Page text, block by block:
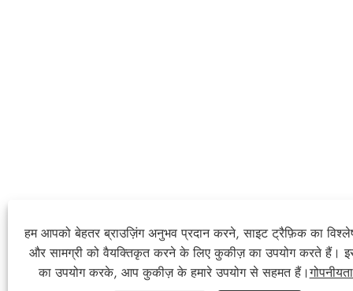
हम आपको बेहतर ब्राउज़िंग अनुभव प्रदान करने, साइट ट्रैफ़िक का
और सामग्री को वैयक्तिकृत करने के लिए कुकीज़ का उपयोग करते हैं।
का उपयोग करके, आप कुकीज़ के हमारे उपयोग से सहमत हैं।